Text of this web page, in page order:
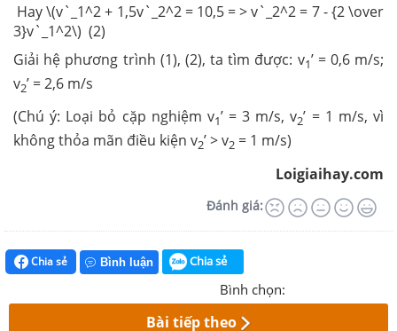
Hay \(v`_1^2 + 1,5v`_2^2 = 10,5 = > v`_2^2 = 7 - {2 \over
3}v`_1^2\) (2)
Giải hệ phương trình (1), (2), ta tìm được: v1’ = 0,6 m/s;
v2’ = 2,6 m/s
(Chú ý: Loại bỏ cặp nghiệm v1’ = 3 m/s, v2’ = 1 m/s, vì
không thỏa mãn điều kiện v2’ > v2 = 1 m/s)
Loigiaihay.com
Đánh giá:
Chia sẻ Bình luận Chia sẻ
Bình chọn:
Bài tiếp theo